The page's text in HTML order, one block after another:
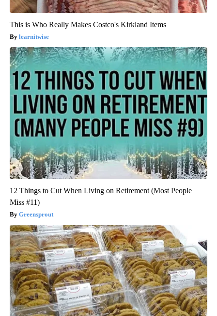
This is Who Really Makes Costco's Kirkland Items
learnitwise
12 Things to Cut When Living on Retirement (Most People
Miss #11)
Greensprout